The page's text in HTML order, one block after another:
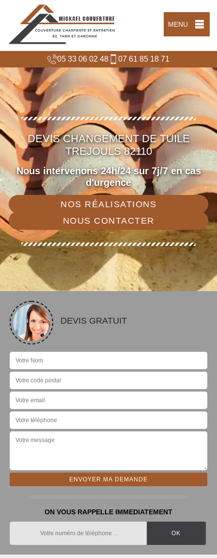
MENU
05 33 06 02 48 07 61 85 18 71
DEVIS CHANGEMENT DE TUILE
TREJOULS 82110
Nous intervenons 24h/24 sur 7j/7 en cas
d'urgence
NOS RÉALISATIONS
NOUS CONTACTER
DEVIS GRATUIT
ON VOUS RAPPELLE IMMEDIATEMENT